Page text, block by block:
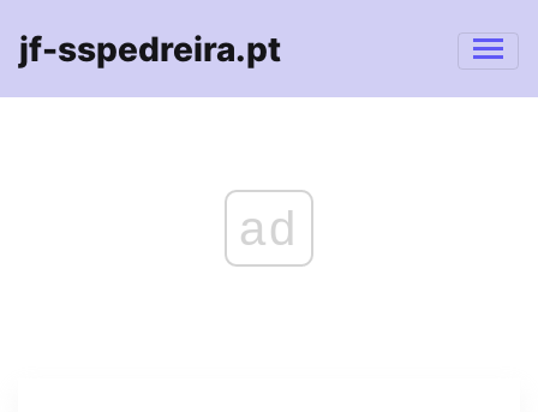
jf-sspedreira.pt
ad